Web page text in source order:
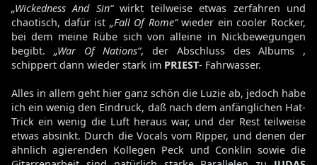
„Wickedness And Sin“wirkt teilweise etwas zerfahren und
chaotisch, dafür ist „Fall Of Rome“wieder ein cooler Rocker,
bei dem meine Rübe sich von alleine in Nickbewegungen
begibt. „War Of Nations“, der Abschluss des Albums ,
schippert dann wieder stark im PRIEST- Fahrwasser.
Alles in allem geht hier ganz schön die Luzie ab, jedoch habe
ich ein wenig den Eindruck, daß nach dem anfänglichen Hat-
Trick ein wenig die Luft heraus war, und der Rest teilweise
etwas absinkt. Durch die Vocals vom Ripper, und denen der
ähnlich agierenden Kollegen Peck und Conklin sowie die